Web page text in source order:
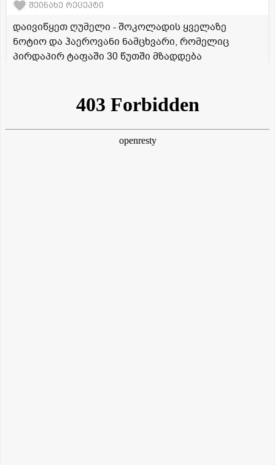
შეინახე რეცეპტი
დაივიწყეთ ღუმელი - შოკოლადის ყველაზე
ნოტიო და ჰაეროვანი ნამცხვარი, რომელიც
პირდაპირ ტაფაში 30 წუთში მზადდება